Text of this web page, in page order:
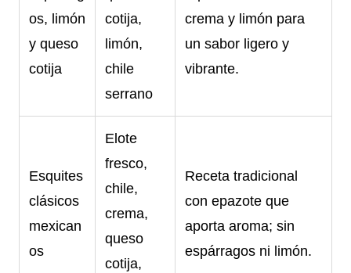
os, limón
y queso
cotija
cotija,
limón,
chile
serrano
crema y limón para
un sabor ligero y
vibrante.
Esquites
clásicos
mexican
os
Elote
fresco,
chile,
crema,
queso
cotija,
Receta tradicional
con epazote que
aporta aroma; sin
espárragos ni limón.